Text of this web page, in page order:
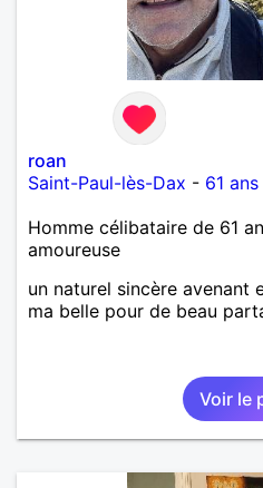
roan
Saint-Paul-lès-Dax - 61 ans
Homme célibataire de 61
amoureuse
un naturel sincère avenant
ma belle pour de beau
Voir le